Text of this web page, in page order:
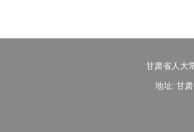
甘肃省人大
地址: 甘